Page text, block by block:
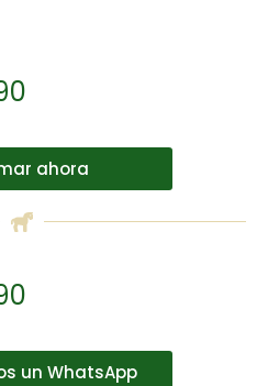
ahora
un WhatsApp